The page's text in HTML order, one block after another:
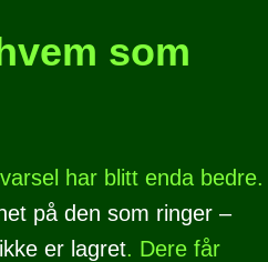
som
har blitt enda bedre.
på den som ringer –
er lagret. Dere får